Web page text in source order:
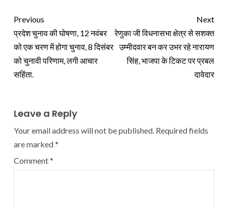
Previous
प्रदेश चुनाव की घोषणा, 12 नवंबर
को एक चरण में होगा चुनाव, 8 दिसंबर
को चुनावी परिणाम, लगी आचार
सहिंता.
Next
रेणुका जी विधनासभा क्षेत्र से सशक्त
उम्मीदवार बन कर उभर रहे नारायण
सिंह, भाजपा के टिकट पर प्रबल
दावेदार
Leave a Reply
Your email address will not be published. Required fields
are marked*
Comment*